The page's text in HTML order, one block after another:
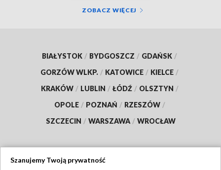
ZOBACZ WIĘCEJ
BIAŁYSTOK / BYDGOSZCZ / GDAŃSK /
GORZÓW WLKP. / KATOWICE / KIELCE /
KRAKÓW / LUBLIN / ŁÓDŹ / OLSZTYN /
OPOLE / POZNAŃ / RZESZÓW /
SZCZECIN / WARSZAWA / WROCŁAW
Szanujemy Twoją prywatność